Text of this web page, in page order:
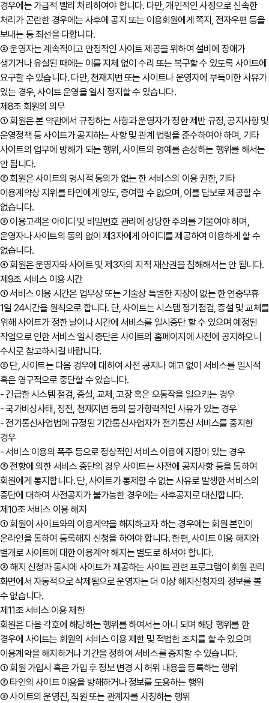
경우에는 가급적 빨리 처리하여야 합니다. 다만, 개인적인 사정으로 신속한
처리가 곤란한 경우에는 사후에 공지 또는 이용회원에게 쪽지, 전자우편 등을
보내는 등 최선을 다합니다.
② 운영자는 계속적이고 안정적인 사이트 제공을 위하여 설비에 장애가
생기거나 유실된 때에는 이를 지체 없이 수리 또는 복구할 수 있도록 사이트에
요구할 수 있습니다. 다만, 천재지변 또는 사이트나 운영자에 부득이한 사유가
있는 경우, 사이트 운영을 일시 정지할 수 있습니다.
제8조 회원의 의무
① 회원은 본 약관에서 규정하는 사항과 운영자가 정한 제반 규정, 공지사항 및
운영정책 등 사이트가 공지하는 사항 및 관계 법령을 준수하여야 하며, 기타
사이트의 업무에 방해가 되는 행위, 사이트의 명예를 손상하는 행위를 해서는
안 됩니다.
② 회원은 사이트의 명시적 동의가 없는 한 서비스의 이용 권한, 기타
이용계약상 지위를 타인에게 양도, 증여할 수 없으며, 이를 담보로 제공할 수
없습니다.
③ 이용고객은 아이디 및 비밀번호 관리에 상당한 주의를 기울여야 하며,
운영자나 사이트의 동의 없이 제3자에게 아이디를 제공하여 이용하게 할 수
없습니다.
④ 회원은 운영자와 사이트 및 제3자의 지적 재산권을 침해해서는 안 됩니다.
제9조 서비스 이용 시간
① 서비스 이용 시간은 업무상 또는 기술상 특별한 지장이 없는 한 연중무휴
1일 24시간을 원칙으로 합니다. 단, 사이트는 시스템 정기점검, 증설 및 교체를
위해 사이트가 정한 날이나 시간에 서비스를 일시중단 할 수 있으며 예정된
작업으로 인한 서비스 일시 중단은 사이트의 홈페이지에 사전에 공지하오니
수시로 참고하시길 바랍니다.
② 단, 사이트는 다음 경우에 대하여 사전 공지나 예고 없이 서비스를 일시적
혹은 영구적으로 중단할 수 있습니다.
- 긴급한 시스템 점검, 증설, 교체, 고장 혹은 오동작을 일으키는 경우
- 국가비상사태, 정전, 천재지변 등의 불가항력적인 사유가 있는 경우
- 전기통신사업법에 규정된 기간통신사업자가 전기통신 서비스를 중지한
경우
- 서비스 이용의 폭주 등으로 정상적인 서비스 이용에 지장이 있는 경우
③ 전항에 의한 서비스 중단의 경우 사이트는 사전에 공지사항 등을 통하여
회원에게 통지합니다. 단, 사이트가 통제할 수 없는 사유로 발생한 서비스의
중단에 대하여 사전공지가 불가능한 경우에는 사후공지로 대신합니다.
제10조 서비스 이용 해지
① 회원이 사이트와의 이용계약을 해지하고자 하는 경우에는 회원 본인이
온라인을 통하여 등록해지 신청을 하여야 합니다. 한편, 사이트 이용 해지와
별개로 사이트에 대한 이용계약 해지는 별도로 하셔야 합니다.
② 해지 신청과 동시에 사이트가 제공하는 사이트 관련 프로그램이 회원 관리
화면에서 자동적으로 삭제됨으로 운영자는 더 이상 해지신청자의 정보를 볼
수 없습니다.
제11조 서비스 이용 제한
회원은 다음 각호에 해당하는 행위를 하여서는 아니 되며 해당 행위를 한
경우에 사이트는 회원의 서비스 이용 제한 및 적법한 조치를 할 수 있으며
이용계약을 해지하거나 기간을 정하여 서비스를 중지할 수 있습니다.
① 회원 가입시 혹은 가입 후 정보 변경 시 허위 내용을 등록하는 행위
② 타인의 사이트 이용을 방해하거나 정보를 도용하는 행위
③ 사이트의 운영진, 직원 또는 관계자를 사칭하는 행위